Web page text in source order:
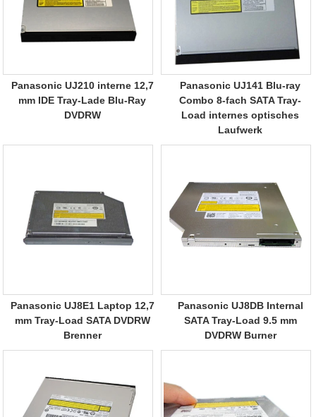
Panasonic UJ210 interne 12,7
mm IDE Tray-Lade Blu-Ray
DVDRW
Panasonic UJ141 Blu-ray
Combo 8-fach SATA Tray-
Load internes optisches
Laufwerk
Panasonic UJ8E1 Laptop 12,7
mm Tray-Load SATA DVDRW
Brenner
Panasonic UJ8DB Internal
SATA Tray-Load 9.5 mm
DVDRW Burner